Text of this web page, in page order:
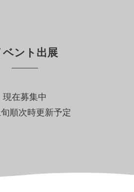
ベント出展
現在募集中
順次時更新予定